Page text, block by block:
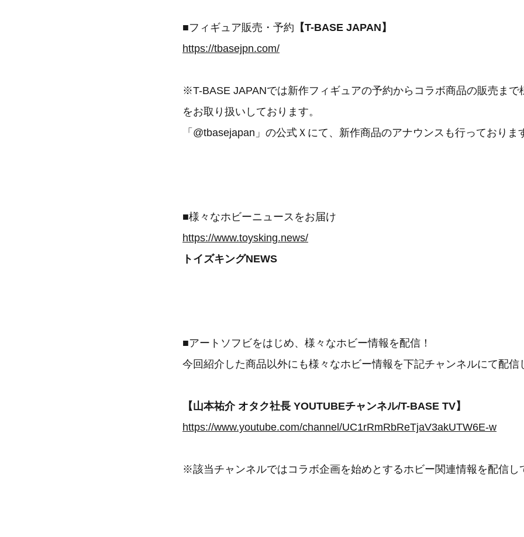
■フィギュア販売・予約 【T-BASE JAPAN】
https://tbasejpn.com/
※T-BASE JAPANでは新作フィギュアの予約からコラボ商品の販売まで
をお取り扱いしております。
「@tbasejapan」の公式Ｘにて、新作商品のアナウンスも行っておりま
■様々なホビーニュースをお届け
https://www.toysking.news/
トイズキングNEWS
■アートソフビをはじめ、様々なホビー情報を配信！
今回紹介した商品以外にも様々なホビー情報を下記チャンネルにて配信
【山本祐介 オタク社長 YOUTUBEチャンネル/T-BASE TV】
https://www.youtube.com/channel/UC1rRmRbReTjaV3akUTW6E-w
※該当チャンネルではコラボ企画を始めとするホビー関連情報を配信し